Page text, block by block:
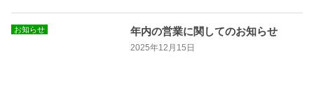
お知らせ 年内の営業に関してのお知らせ
2025年12月15日